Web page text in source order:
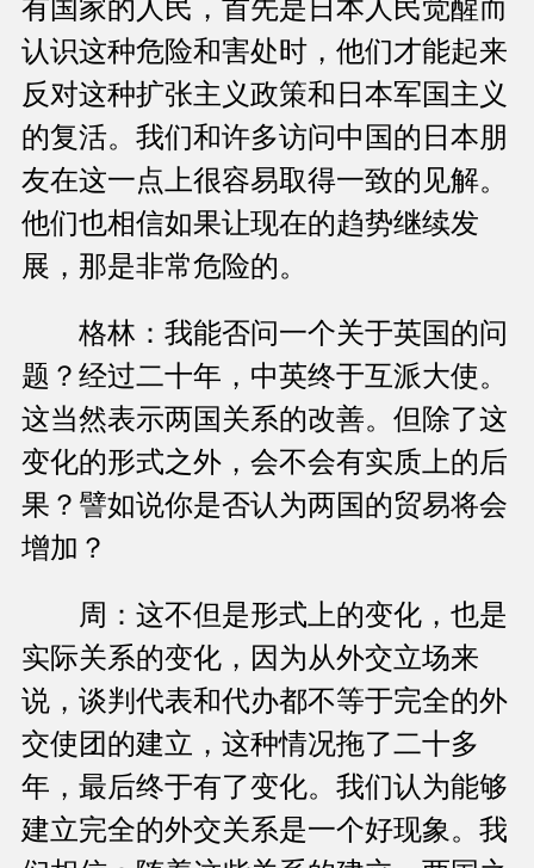
有国家的人民，首先是日本人民觉醒而
认识这种危险和害处时，他们才能起来
反对这种扩张主义政策和日本军国主义
的复活。我们和许多访问中国的日本朋
友在这一点上很容易取得一致的见解。
他们也相信如果让现在的趋势继续发
展，那是非常危险的。
格林：我能否问一个关于英国的问
题？经过二十年，中英终于互派大使。
这当然表示两国关系的改善。但除了这
变化的形式之外，会不会有实质上的后
果？譬如说你是否认为两国的贸易将会
增加？
周：这不但是形式上的变化，也是
实际关系的变化，因为从外交立场来
说，谈判代表和代办都不等于完全的外
交使团的建立，这种情况拖了二十多
年，最后终于有了变化。我们认为能够
建立完全的外交关系是一个好现象。我